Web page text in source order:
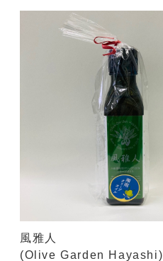
風雅人
(Olive Garden Hayashi)